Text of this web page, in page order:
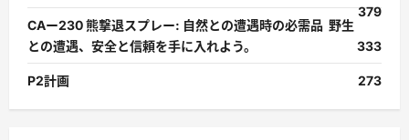
379
CAー230 熊撃退スプレー: 自然との遭遇時の必需品 野生
との遭遇、安全と信頼を手に入れよう。
333
P2計画 273